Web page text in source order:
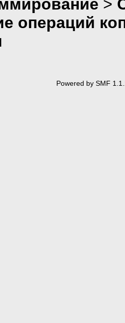
>
операций
Powered by SMF